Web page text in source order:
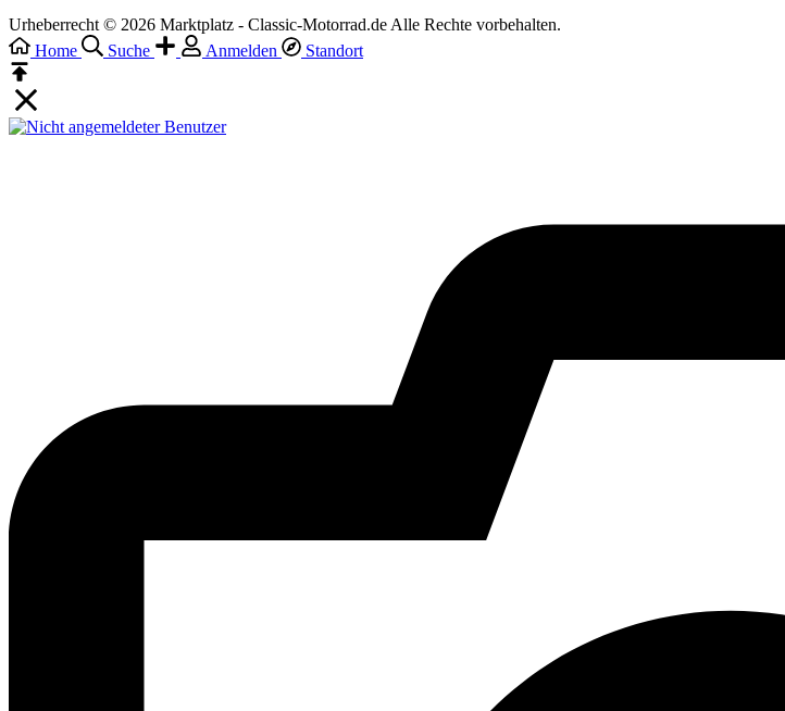
Urheberrecht © 2026 Marktplatz - Classic-Motorrad.de Alle Rechte vorbehalten.
Home
Suche Anmelden Standort